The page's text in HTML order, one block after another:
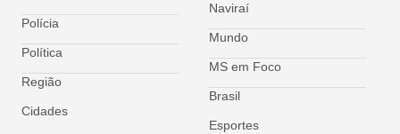
Polícia
Política
Região
Cidades
Naviraí
Mundo
MS em Foco
Brasil
Esportes